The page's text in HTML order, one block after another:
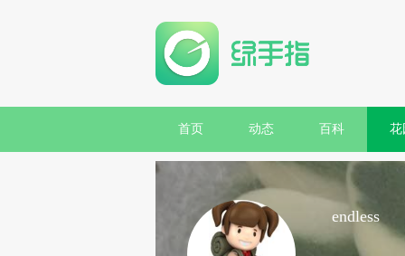
首页 动态 百科 花
endless